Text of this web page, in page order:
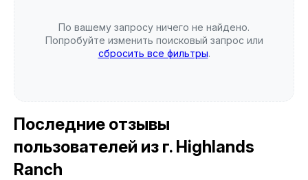
По вашему запросу ничего не найдено.
Попробуйте изменить поисковый запрос или
сбросить все фильтры.
Последние отзывы
пользователей из г. Highlands
Ranch